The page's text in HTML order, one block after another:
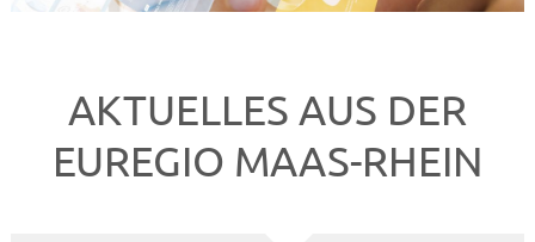
AKTUELLES AUS DER
EUREGIO MAAS-RHEIN